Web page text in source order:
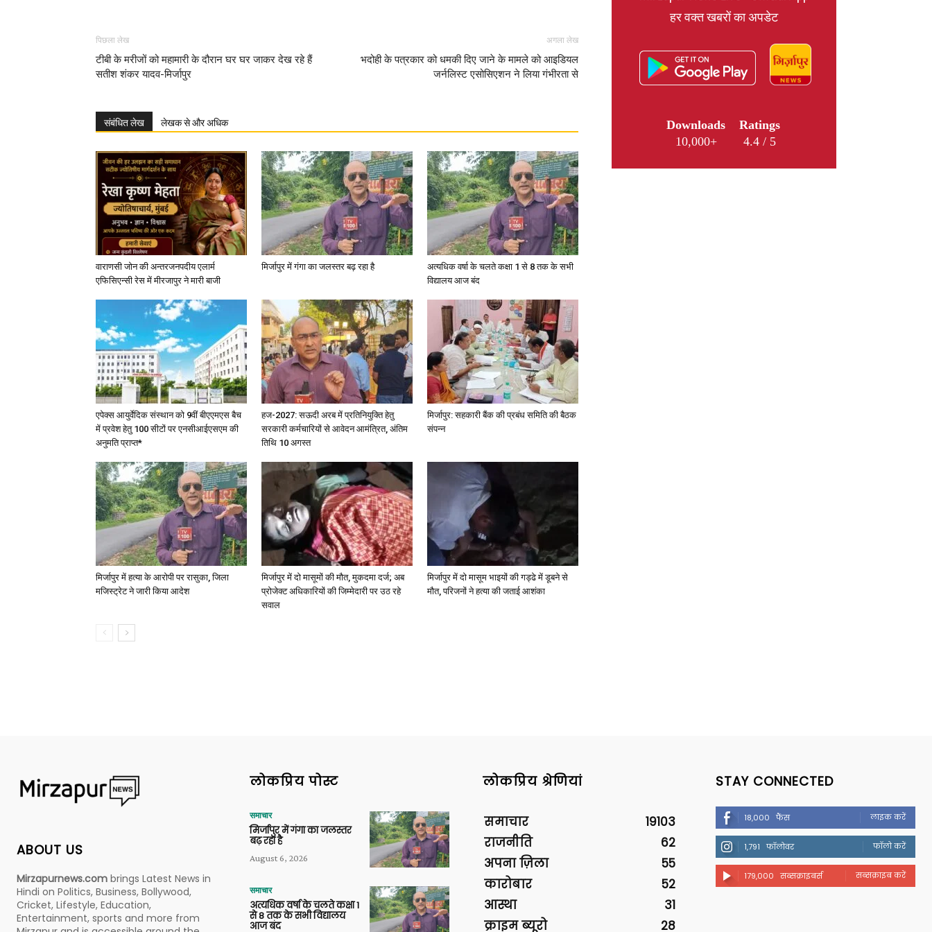
News,
Latest
News
in
Today
पिछला लेख
टीबी के मरीजों को महामारी के दौरान घर घर जाकर देख रहे हैं
सतीश शंकर यादव-मिर्जापुर
अगला लेख
भदोही के पत्रकार को धमकी दिए जाने के मामले को आइडियल
जर्नलिस्ट एसोसिएशन ने लिया गंभीरता से
संबंधित लेख लेखक से और अधिक
वाराणसी जोन की अन्तरजनपदीय एलार्म
एफिसिएन्सी रेस में मीरजापुर ने मारी बाजी
मिर्जापुर में गंगा का जलस्तर बढ़ रहा है
अत्यधिक वर्षा के चलते कक्षा 1 से 8 तक के सभी
विद्यालय आज बंद
एपेक्स आयुर्वेदिक संस्थान को 9वीं बीएएमएस बैच
में प्रवेश हेतु 100 सीटों पर एनसीआईएसएम की
अनुमति प्राप्त*
हज-2027: सऊदी अरब में प्रतिनियुक्ति हेतु
सरकारी कर्मचारियों से आवेदन आमंत्रित, अंतिम
तिथि 10 अगस्त
मिर्जापुर: सहकारी बैंक की प्रबंध समिति की बैठक
संपन्न
मिर्जापुर में हत्या के आरोपी पर रासुका, जिला
मजिस्ट्रेट ने जारी किया आदेश
मिर्जापुर में दो मासूमों की मौत, मुकदमा दर्ज; अब
प्रोजेक्ट अधिकारियों की जिम्मेदारी पर उठ रहे
सवाल
मिर्जापुर में दो मासूम भाइयों की गड्ढे में डूबने से
मौत, परिजनों ने हत्या की जताई आशंका
हर वक्त खबरों का अपडेट
Downloads
10,000+
Ratings
4.4 / 5
ABOUT US
Mirzapurnews.com brings Latest News in
Hindi on Politics, Business, Bollywood,
Cricket, Lifestyle, Education,
Entertainment, sports and more from
लोकप्रिय पोस्ट
समाचार
मिर्जापुर में गंगा का जलस्तर
बढ़ रहा है
August 6, 2026
समाचार
अत्यधिक वर्षा के चलते कक्षा 1
से 8 तक के सभी विद्यालय
आज बंद
लोकप्रिय श्रेणियां
समाचार
19103
राजनीति
62
अपना ज़िला
55
कारोबार
52
आस्था
31
क्राइम ब्यूरो
28
STAY CONNECTED
18,000 फैंस लाइक करें
1,791 फॉलोवर फॉलो करें
179,000 सब्सक्राइबर्स सब्सक्राइब करें